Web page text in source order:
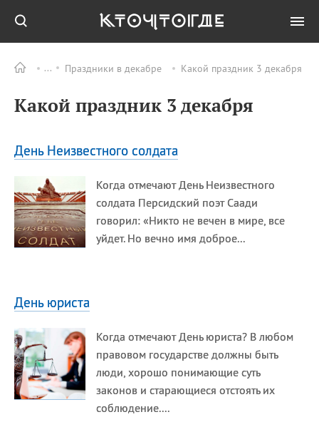
Праздники в декабре Какой праздник 3 декабря
Какой праздник 3 декабря
День Неизвестного солдата
Когда отмечают День Неизвестного
солдата Персидский поэт Саади
говорил: «Никто не вечен в мире, все
уйдет. Но вечно имя доброе...
День юриста
Когда отмечают День юриста? В любом
правовом государстве должны быть
люди, хорошо понимающие суть
законов и старающиеся отстоять их
соблюдение....
ПРАЗДНИКИ Все
06.08 День
железнодорожных
06.08
06.08 День огненной воды
06.08 День грибного дождя
железнодорожных
Сегодня празднуют именины
Анатолий, Афанасий,
,Еще